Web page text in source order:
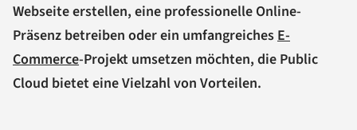
Webseite erstellen, eine professionelle Online-
Präsenz betreiben oder ein umfangreiches E-
Commerce-Projekt umsetzen möchten, die Public
Cloud bietet eine Vielzahl von Vorteilen.